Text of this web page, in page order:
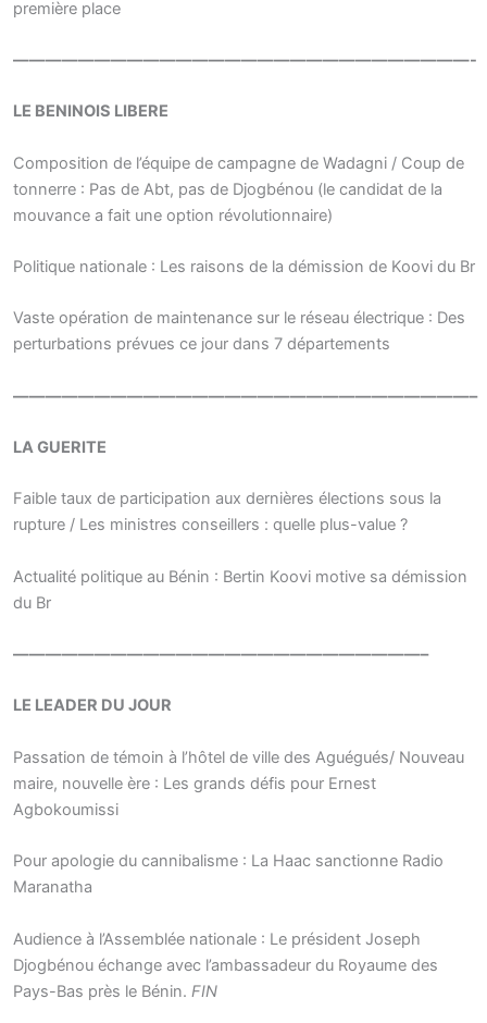
première place
————————————————————————————-
LE BENINOIS LIBERE
Composition de l’équipe de campagne de Wadagni / Coup de
tonnerre : Pas de Abt, pas de Djogbénou (le candidat de la
mouvance a fait une option révolutionnaire)
Politique nationale : Les raisons de la démission de Koovi du Br
Vaste opération de maintenance sur le réseau électrique : Des
perturbations prévues ce jour dans 7 départements
————————————————————————————–
LA GUERITE
Faible taux de participation aux dernières élections sous la
rupture / Les ministres conseillers : quelle plus-value ?
Actualité politique au Bénin : Bertin Koovi motive sa démission
du Br
—————————————————————————–
LE LEADER DU JOUR
Passation de témoin à l’hôtel de ville des Aguégués/ Nouveau
maire, nouvelle ère : Les grands défis pour Ernest
Agbokoumissi
Pour apologie du cannibalisme : La Haac sanctionne Radio
Maranatha
Audience à l’Assemblée nationale : Le président Joseph
Djogbénou échange avec l’ambassadeur du Royaume des
Pays-Bas près le Bénin. FIN